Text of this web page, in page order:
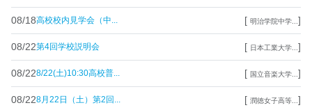
08/18高校校内見学会（中... [ 明治学院中学... ]
08/22第4回学校説明会 [ 日本工業大学... ]
08/228/22(土)10:30高校普... [ 国立音楽大学... ]
08/228月22日（土）第2回... [ 潤徳女子高等... ]